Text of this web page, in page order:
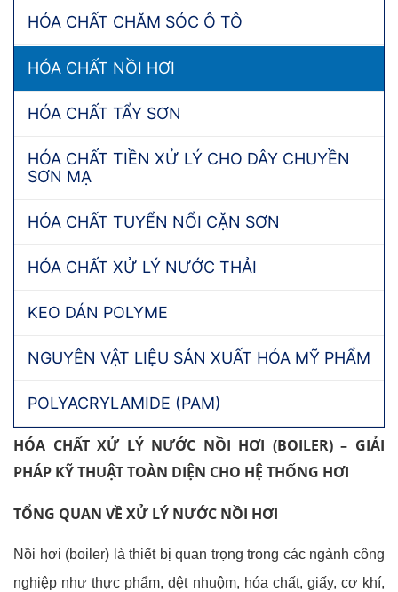
HÓA CHẤT CHĂM SÓC Ô TÔ
HÓA CHẤT NỒI HƠI
HÓA CHẤT TẨY SƠN
HÓA CHẤT TIỀN XỬ LÝ CHO DÂY CHUYỀN
SƠN MẠ
HÓA CHẤT TUYỂN NỔI CẶN SƠN
HÓA CHẤT XỬ LÝ NƯỚC THẢI
KEO DÁN POLYME
NGUYÊN VẬT LIỆU SẢN XUẤT HÓA MỸ PHẨM
POLYACRYLAMIDE (PAM)
HÓA CHẤT XỬ LÝ NƯỚC NỒI HƠI (BOILER) – GIẢI
PHÁP KỸ THUẬT TOÀN DIỆN CHO HỆ THỐNG HƠI
TỔNG QUAN VỀ XỬ LÝ NƯỚC NỒI HƠI
Nồi hơi (boiler) là thiết bị quan trọng trong các ngành công
nghiệp như thực phẩm, dệt nhuộm, hóa chất, giấy, cơ khí,